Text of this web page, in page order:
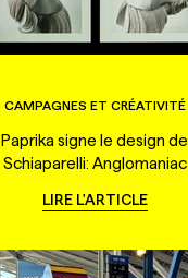
CAMPAGNES ET CRÉATIVITÉ
Paprika signe le design de
Schiaparelli: Anglomaniac
LIRE L'ARTICLE